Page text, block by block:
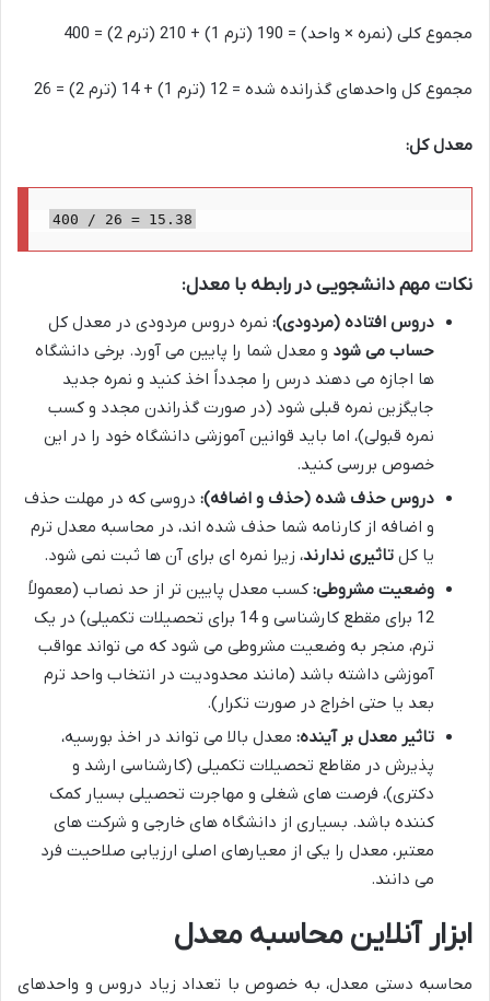
مجموع کلی (نمره × واحد) = 190 (ترم 1) + 210 (ترم 2) = 400
مجموع کل واحدهای گذرانده شده = 12 (ترم 1) + 14 (ترم 2) = 26
معدل کل:
400 / 26 = 15.38
نکات مهم دانشجویی در رابطه با معدل:
دروس افتاده (مردودی): نمره دروس مردودی در معدل کل
حساب می شود و معدل شما را پایین می آورد. برخی دانشگاه
ها اجازه می دهند درس را مجدداً اخذ کنید و نمره جدید
جایگزین نمره قبلی شود (در صورت گذراندن مجدد و کسب
نمره قبولی)، اما باید قوانین آموزشی دانشگاه خود را در این
خصوص بررسی کنید.
دروس حذف شده (حذف و اضافه): دروسی که در مهلت حذف
و اضافه از کارنامه شما حذف شده اند، در محاسبه معدل ترم
یا کل تاثیری ندارند، زیرا نمره ای برای آن ها ثبت نمی شود.
وضعیت مشروطی: کسب معدل پایین تر از حد نصاب (معمولاً
12 برای مقطع کارشناسی و 14 برای تحصیلات تکمیلی) در یک
ترم، منجر به وضعیت مشروطی می شود که می تواند عواقب
آموزشی داشته باشد (مانند محدودیت در انتخاب واحد ترم
بعد یا حتی اخراج در صورت تکرار).
تاثیر معدل بر آینده: معدل بالا می تواند در اخذ بورسیه،
پذیرش در مقاطع تحصیلات تکمیلی (کارشناسی ارشد و
دکتری)، فرصت های شغلی و مهاجرت تحصیلی بسیار کمک
کننده باشد. بسیاری از دانشگاه های خارجی و شرکت های
معتبر، معدل را یکی از معیارهای اصلی ارزیابی صلاحیت فرد
می دانند.
ابزار آنلاین محاسبه معدل
محاسبه دستی معدل، به خصوص با تعداد زیاد دروس و واحدهای